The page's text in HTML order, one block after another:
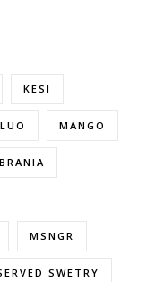
KESI
LUO MANGO
MSNGR
SWETRY